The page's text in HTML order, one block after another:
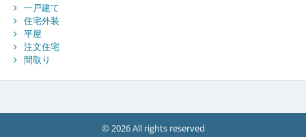
一戸建て
住宅外装
平屋
注文住宅
間取り
© 2026 All rights reserved